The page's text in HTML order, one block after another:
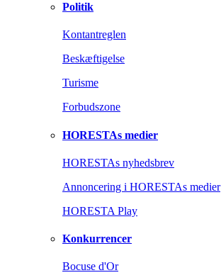
Politik
Kontantreglen
Beskæftigelse
Turisme
Forbudszone
HORESTAs medier
HORESTAs nyhedsbrev
Annoncering i HORESTAs medier
HORESTA Play
Konkurrencer
Bocuse d'Or